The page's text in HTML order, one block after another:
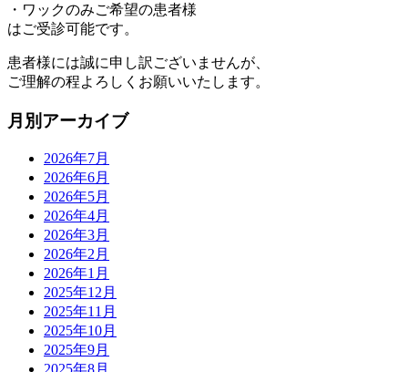
・ワックのみご希望の患者様
はご受診可能です。
患者様には誠に申し訳ございませんが、
ご理解の程よろしくお願いいたします。
月別アーカイブ
2026年7月
2026年6月
2026年5月
2026年4月
2026年3月
2026年2月
2026年1月
2025年12月
2025年11月
2025年10月
2025年9月